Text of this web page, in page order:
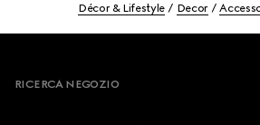
Décor & Lifestyle Decor
RICERCA NEGOZIO